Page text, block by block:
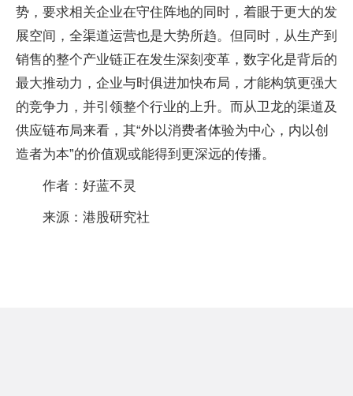
势，要求相关企业在守住阵地的同时，着眼于更大的发
展空间，全渠道运营也是大势所趋。但同时，从生产到
销售的整个产业链正在发生深刻变革，数字化是背后的
最大推动力，企业与时俱进加快布局，才能构筑更强大
的竞争力，并引领整个行业的上升。而从卫龙的渠道及
供应链布局来看，其“外以消费者体验为中心，内以创
造者为本”的价值观或能得到更深远的传播。
作者：好蓝不灵
来源：港股研究社